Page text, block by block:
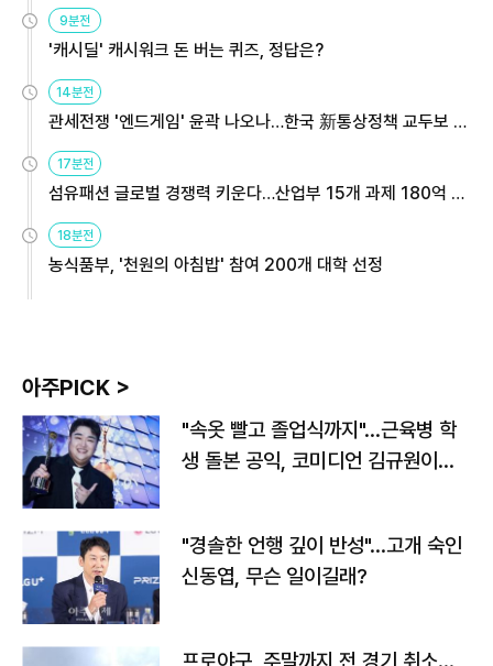
9분전
'캐시딜' 캐시워크 돈 버는 퀴즈, 정답은?
14분전
관세전쟁 '엔드게임' 윤곽 나오나…한국 新통상정책 교두보 활
용해야
17분전
섬유패션 글로벌 경쟁력 키운다…산업부 15개 과제 180억 지
원
18분전
농식품부, '천원의 아침밥' 참여 200개 대학 선정
아주PICK >
"속옷 빨고 졸업식까지"…근육병 학
생 돌본 공익, 코미디언 김규원이었
"경솔한 언행 깊이 반성"…고개 숙인
신동엽, 무슨 일이길래?